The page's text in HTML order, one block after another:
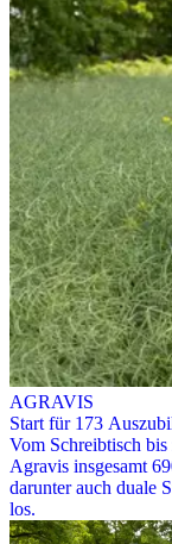
AGRAVIS
Start für 173
Vom Schreibtisch
Agravis insgesamt
darunter auch duale
los.